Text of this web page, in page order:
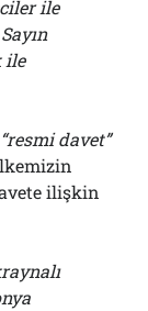
ile
ile
“resmi davet”
ilişkin